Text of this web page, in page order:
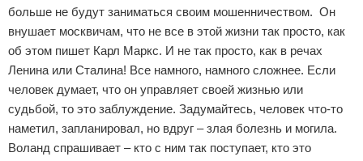
больше не будут заниматься своим мошенничеством. Он
внушает москвичам, что не все в этой жизни так просто, как
об этом пишет Карл Маркс. И не так просто, как в речах
Ленина или Сталина! Все намного, намного сложнее. Если
человек думает, что он управляет своей жизнью или
судьбой, то это заблуждение. Задумайтесь, человек что-то
наметил, запланировал, но вдруг – злая болезнь и могила.
Воланд спрашивает – кто с ним так поступает, кто это